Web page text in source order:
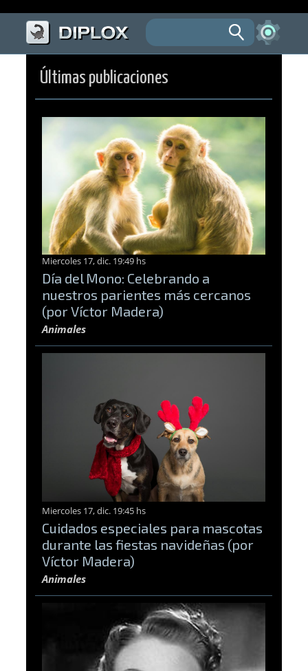
Últimas publicaciones
Miercoles 17, dic. 19:49 hs
Día del Mono: Celebrando a
nuestros parientes más cercanos
(por Víctor Madera)
Animales
Miercoles 17, dic. 19:45 hs
Cuidados especiales para mascotas
durante las fiestas navideñas (por
Víctor Madera)
Animales